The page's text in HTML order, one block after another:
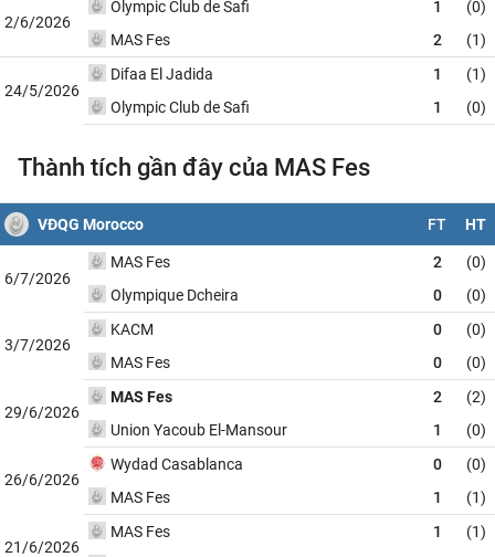
2/6/2026
Olympic Club de Safi 1
(0)
MAS Fes
2 (1)
24/5/2026
Difaa El Jadida 1
(1)
Olympic Club de Safi
1 (0)
Thành tích gần đây của MAS Fes
VĐQG Morocco FT HT
6/7/2026
MAS Fes 2
(0)
Olympique Dcheira
0 (0)
3/7/2026
KACM 0
(0)
MAS Fes
0 (0)
29/6/2026
MAS Fes 2
(2)
Union Yacoub El-Mansour
1 (0)
26/6/2026
Wydad Casablanca 0
(0)
MAS Fes
1 (1)
21/6/2026
MAS Fes 1
(1)